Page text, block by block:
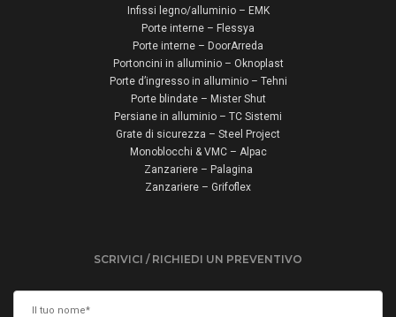
Infissi legno/alluminio – EMK
Porte interne – Flessya
Porte interne – DoorArreda
Portoncini in alluminio – Oknoplast
Porte d’ingresso in alluminio – Tehni
Porte blindate – Mister Shut
Persiane in alluminio – TC Sistemi
Grate di sicurezza – Steel Project
Monoblocchi & VMC – Alpac
Zanzariere – Palagina
Zanzariere – Grifoflex
SCRIVICI / RICHIEDI UN PREVENTIVO